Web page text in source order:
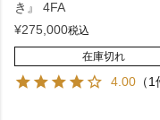
き』 4FA
¥275,000税込
在庫切れ
4.00 （1